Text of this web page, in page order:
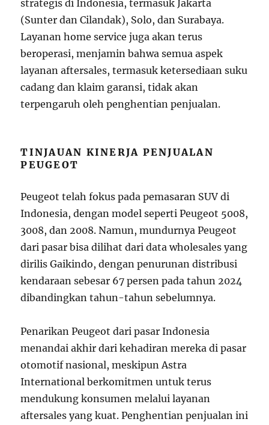
strategis di Indonesia, termasuk Jakarta
(Sunter dan Cilandak), Solo, dan Surabaya.
Layanan home service juga akan terus
beroperasi, menjamin bahwa semua aspek
layanan aftersales, termasuk ketersediaan suku
cadang dan klaim garansi, tidak akan
terpengaruh oleh penghentian penjualan.
TINJAUAN KINERJA PENJUALAN
PEUGEOT
Peugeot telah fokus pada pemasaran SUV di
Indonesia, dengan model seperti Peugeot 5008,
3008, dan 2008. Namun, mundurnya Peugeot
dari pasar bisa dilihat dari data wholesales yang
dirilis Gaikindo, dengan penurunan distribusi
kendaraan sebesar 67 persen pada tahun 2024
dibandingkan tahun-tahun sebelumnya.
Penarikan Peugeot dari pasar Indonesia
menandai akhir dari kehadiran mereka di pasar
otomotif nasional, meskipun Astra
International berkomitmen untuk terus
mendukung konsumen melalui layanan
aftersales yang kuat. Penghentian penjualan ini